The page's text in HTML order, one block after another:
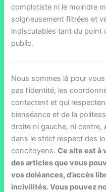
complotiste ni le moindre
soigneusement filtrées et
indiscutables tant du point
public.
Nous sommes là pour
pas l’identité, les
contactent et qui
bienséance et de la
droite ni gauche, ni centre,
dans le strict respect des
concitoyens.Ce site est à
des articles que vous
vos doléances, d’accès
incivilités. Vous pouvez